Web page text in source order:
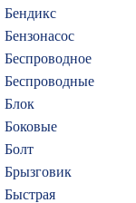
Бендикс
Бензонасос
Беспроводное
Беспроводные
Блок
Боковые
Болт
Брызговик
Быстрая